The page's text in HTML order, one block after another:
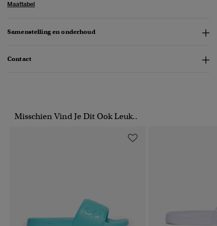
Maattabel
Samenstelling en onderhoud
Contact
Misschien Vind Je Dit Ook Leuk..